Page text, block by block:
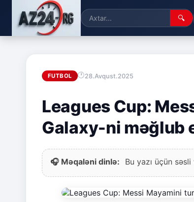
🔍
FUTBOL 28.Avqust.2025
Leagues Cup:
Galaxy-ni məğlub
🎧 Məqaləni dinlə: Bu yazı üçün